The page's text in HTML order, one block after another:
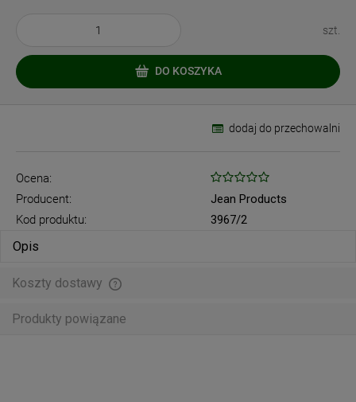
szt.
DO KOSZYKA
dodaj do przechowalni
Ocena:
Producent:
Jean Products
Kod produktu:
3967/2
Opis
Koszty dostawy
Produkty powiązane